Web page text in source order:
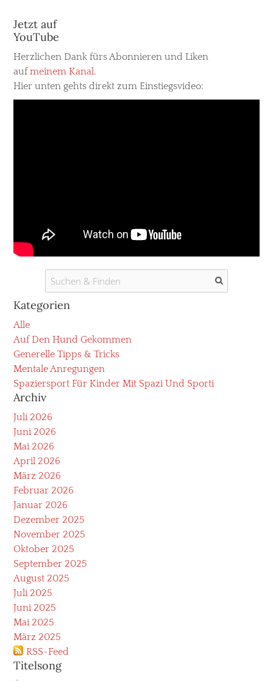
Jetzt auf
YouTube
Herzlichen Dank fürs Abonnieren und Liken
auf meinem Kanal.
Hier unten gehts direkt zum Einstiegsvideo:
Kategorien
Alle
Auf Den Hund Gekommen
Generelle Tipps & Tricks
Mentale Anregungen
Spaziersport Für Kinder Mit Spazi Und Sporti
Archiv
Juli 2026
Juni 2026
Mai 2026
April 2026
März 2026
Februar 2026
Januar 2026
Dezember 2025
November 2025
Oktober 2025
September 2025
August 2025
Juli 2025
Juni 2025
Mai 2025
März 2025
RSS-Feed
Titelsong